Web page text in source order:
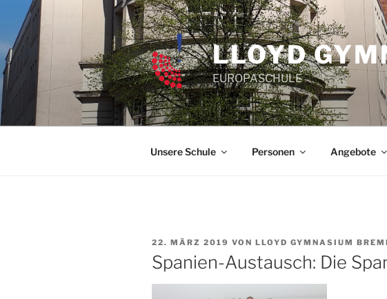
Inhalt
springen
LLOYD
EUROPASCHULE
Unsere Schule Personen Angebote
VERÖFFENTLICHT
AM
22. MÄRZ 2019 VON LLOYD GYMNASIUM
Spanien-Austausch: Die